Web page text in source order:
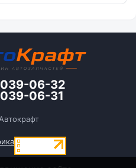
06-32
06-31